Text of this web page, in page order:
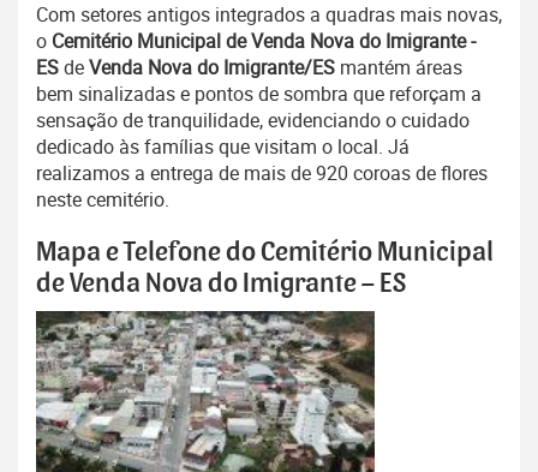
Com setores antigos integrados a quadras mais novas,
o Cemitério Municipal de Venda Nova do Imigrante -
ESdeVenda Nova do Imigrante/ES mantém áreas
bem sinalizadas e pontos de sombra que reforçam a
sensação de tranquilidade, evidenciando o cuidado
dedicado às famílias que visitam o local. Já
realizamos a entrega de mais de 920 coroas de flores
neste cemitério.
Mapa e Telefone do Cemitério Municipal
de Venda Nova do Imigrante – ES